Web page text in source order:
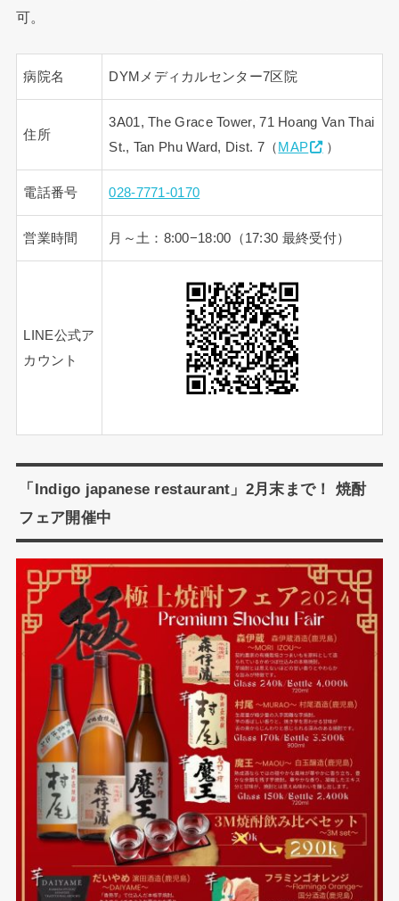
可。
病院名 DYMメディカルセンター7区院
住所
3A01, The Grace Tower, 71 Hoang Van Thai
St., Tan Phu Ward, Dist. 7（ MAP ）
電話番号 028-7771-0170
営業時間 月～土：8:00−18:00（17:30 最終受付）
LINE公式ア
カウント
「Indigo japanese restaurant」2月末まで！ 焼酎
フェア開催中